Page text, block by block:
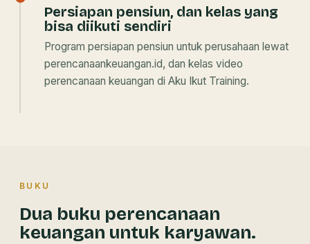
Persiapan pensiun, dan kelas yang
bisa diikuti sendiri
Program persiapan pensiun untuk perusahaan lewat
perencanaankeuangan.id, dan kelas video
perencanaan keuangan di Aku Ikut Training.
BUKU
Dua buku perencanaan
keuangan untuk karyawan.